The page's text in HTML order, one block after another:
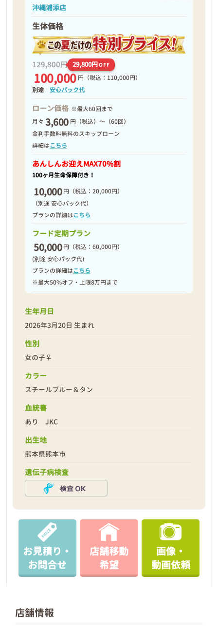
沖縄浦添店
生体価格
129,800円 29,800円OFF
100,000 円 （税込：110,000円）
別途安心パック代
ローン価格 ※最大60回まで
月々 3,600 円（税込）～（60回）
金利手数料無料のスキップローン
詳細はこちら
あんしんお迎えMAX70%割
100ヶ月生命保障付き！
10,000 円 （税込：20,000円）
（別途 安心パック代）
プランの詳細はこちら
フード定期プラン
50,000 円 （税込：60,000円）
(別途 安心パック代)
プランの詳細はこちら
※最大50%オフ・上限8万円まで
生年月日
2026年3月20日 生まれ
性別
女の子♀
カラー
スチールブルー＆タン
血統書
あり JKC
出生地
熊本県熊本市
遺伝子病検査
お見積り・
お問合せ
店舗移動
希望
画像・
動画依頼
店舗情報